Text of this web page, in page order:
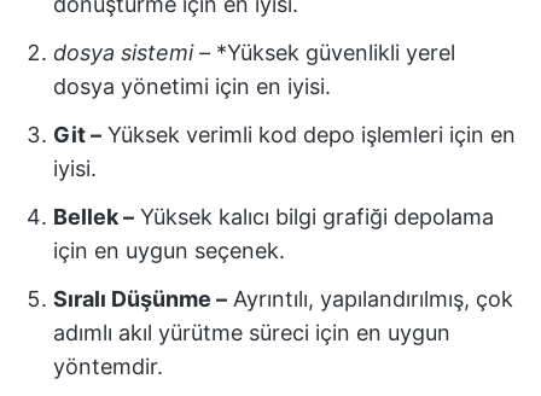
dosya sistemi – *Yüksek güvenlikli yerel
dosya yönetimi için en iyisi.
Git – Yüksek verimli kod depo işlemleri için en
iyisi.
Bellek – Yüksek kalıcı bilgi grafiği depolama
için en uygun seçenek.
Sıralı Düşünme – Ayrıntılı, yapılandırılmış, çok
adımlı akıl yürütme süreci için en uygun
yöntemdir.